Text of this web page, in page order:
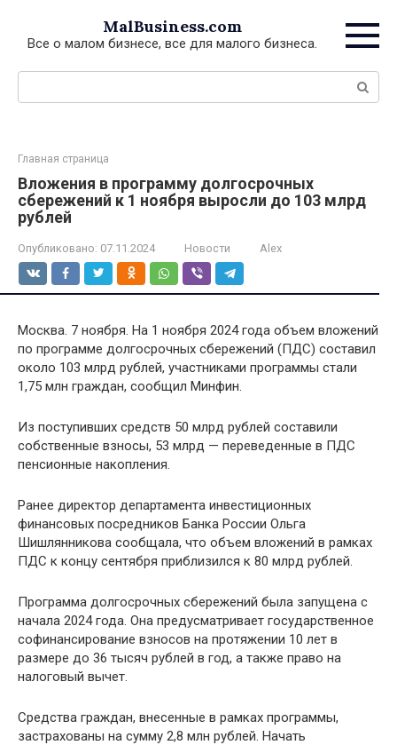
контенту
MalBusiness.com
Все о малом бизнесе, все для малого бизнеса.
Поиск:
Главная страница
Вложения в программу долгосрочных
сбережений к 1 ноября выросли до 103 млрд
рублей
Опубликовано: 07.11.2024 Новости Alex
Москва. 7 ноября. На 1 ноября 2024 года объем вложений
по программе долгосрочных сбережений (ПДС) составил
около 103 млрд рублей, участниками программы стали
1,75 млн граждан, сообщил Минфин.
Из поступивших средств 50 млрд рублей составили
собственные взносы, 53 млрд — переведенные в ПДС
пенсионные накопления.
Ранее директор департамента инвестиционных
финансовых посредников Банка России Ольга
Шишлянникова сообщала, что объем вложений в рамках
ПДС к концу сентября приблизился к 80 млрд рублей.
Программа долгосрочных сбережений была запущена с
начала 2024 года. Она предусматривает государственное
софинансирование взносов на протяжении 10 лет в
размере до 36 тысяч рублей в год, а также право на
налоговый вычет.
Средства граждан, внесенные в рамках программы,
застрахованы на сумму 2,8 млн рублей. Начать